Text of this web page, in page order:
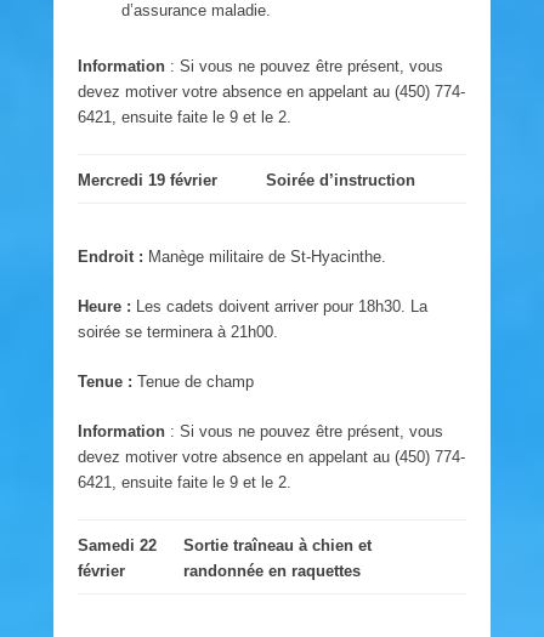
d’assurance maladie.
Information : Si vous ne pouvez être présent, vous
devez motiver votre absence en appelant au (450) 774-
6421, ensuite faite le 9 et le 2.
Mercredi 19 février Soirée d’instruction
Endroit : Manège militaire de St-Hyacinthe.
Heure : Les cadets doivent arriver pour 18h30. La
soirée se terminera à 21h00.
Tenue : Tenue de champ
Information : Si vous ne pouvez être présent, vous
devez motiver votre absence en appelant au (450) 774-
6421, ensuite faite le 9 et le 2.
Samedi 22
février
Sortie traîneau à chien et
randonnée en raquettes